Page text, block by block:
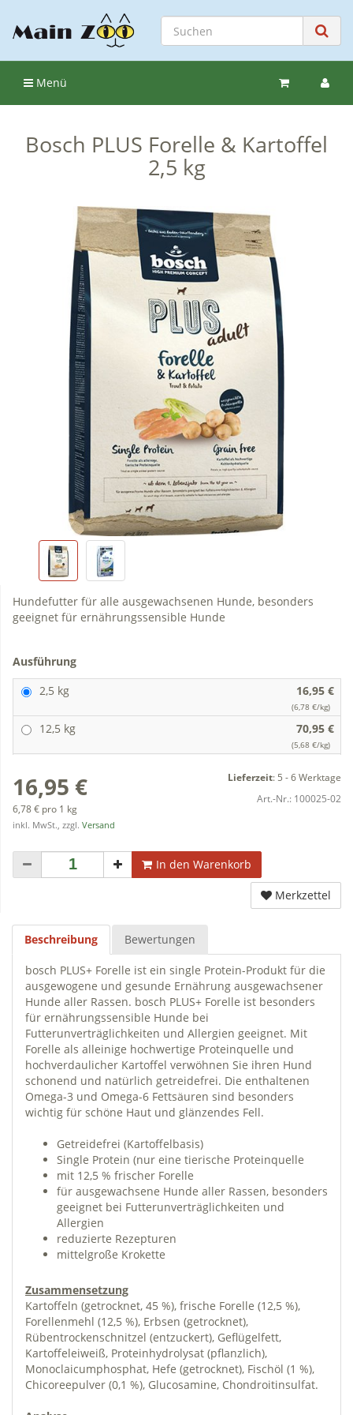
Menü
Bosch PLUS Forelle & Kartoffel
2,5 kg
Hundefutter für alle ausgewachsenen Hunde, besonders
geeignet für ernährungssensible Hunde
Ausführung
2,5 kg
16,95 €
(6,78 €/kg)
12,5 kg 70,95 €
(5,68 €/kg)
16,95 €
6,78 € pro 1 kg
inkl. MwSt., zzgl. Versand
Lieferzeit: 5 - 6 Werktage
Art.-Nr.: 100025-02
In den Warenkorb
Merkzettel
Beschreibung Bewertungen
bosch PLUS+ Forelle ist ein single Protein-Produkt für die
ausgewogene und gesunde Ernährung ausgewachsener
Hunde aller Rassen. bosch PLUS+ Forelle ist besonders
für ernährungssensible Hunde bei
Futterunverträglichkeiten und Allergien geeignet. Mit
Forelle als alleinige hochwertige Proteinquelle und
hochverdaulicher Kartoffel verwöhnen Sie ihren Hund
schonend und natürlich getreidefrei. Die enthaltenen
Omega-3 und Omega-6 Fettsäuren sind besonders
wichtig für schöne Haut und glänzendes Fell.
Getreidefrei (Kartoffelbasis)
Single Protein (nur eine tierische Proteinquelle
mit 12,5 % frischer Forelle
für ausgewachsene Hunde aller Rassen, besonders
geeignet bei Futterunverträglichkeiten und
Allergien
reduzierte Rezepturen
mittelgroße Krokette
Zusammensetzung
Kartoffeln (getrocknet, 45 %), frische Forelle (12,5 %),
Forellenmehl (12,5 %), Erbsen (getrocknet),
Rübentrockenschnitzel (entzuckert), Geflügelfett,
Kartoffeleiweiß, Proteinhydrolysat (pflanzlich),
Monoclaicumphosphat, Hefe (getrocknet), Fischöl (1 %),
Chicoreepulver (0,1 %), Glucosamine, Chondroitinsulfat.